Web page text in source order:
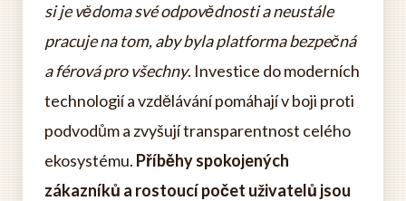
si je vědoma své odpovědnosti a neustále
pracuje na tom, aby byla platforma bezpečná
a férová pro všechny. Investice do moderních
technologií a vzdělávání pomáhají v boji proti
podvodům a zvyšují transparentnost celého
ekosystému. Příběhy spokojených
zákazníků a rostoucí počet uživatelů jsou